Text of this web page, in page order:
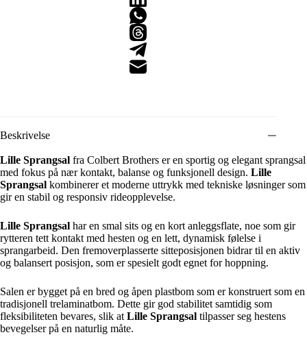
Beskrivelse
Lille Sprangsal fra Colbert Brothers er en sportig og elegant sprangsal
med fokus på nær kontakt, balanse og funksjonell design. Lille
Sprangsal kombinerer et moderne uttrykk med tekniske løsninger som
gir en stabil og responsiv rideopplevelse.
Lille Sprangsal har en smal sits og en kort anleggsflate, noe som gir
rytteren tett kontakt med hesten og en lett, dynamisk følelse i
sprangarbeid. Den fremoverplasserte sitteposisjonen bidrar til en aktiv
og balansert posisjon, som er spesielt godt egnet for hoppning.
Salen er bygget på en bred og åpen plastbom som er konstruert som en
tradisjonell trelaminatbom. Dette gir god stabilitet samtidig som
fleksibiliteten bevares, slik at Lille Sprangsal tilpasser seg hestens
bevegelser på en naturlig måte.